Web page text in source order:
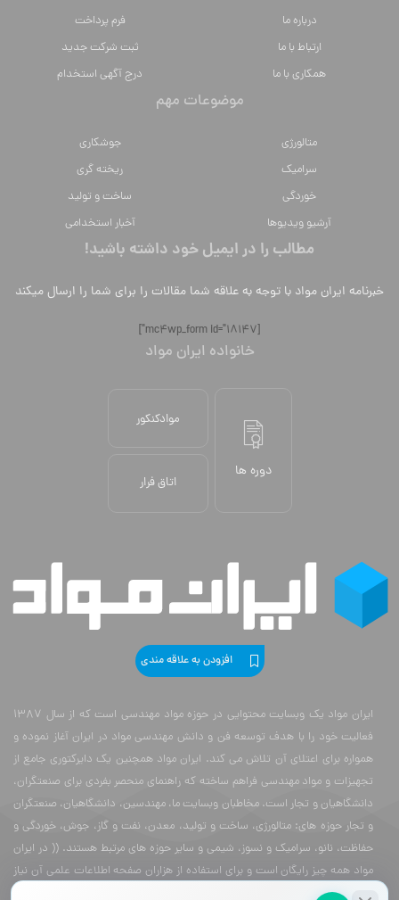
درباره ما
فرم پرداخت
ارتباط با ما
ثبت شرکت جدید
همکاری با ما
درج آگهی استخدام
موضوعات مهم
متالورژي
جوشکاری
سراميك
ریخته گری
خوردگی
ساخت و تولید
آرشیو ویدیوها
آخبار استخدامی
مطالب را در ایمیل خود داشته باشید!
خبرنامه ایران مواد با توجه به علاقه شما مقالات را برای شما را ارسال میکند
[mc4wp_form id="18147"]
خانواده ایران مواد
دوره ها
موادکنکور
اتاق فرار
افزودن به علاقه مندی
ایران مواد یک وبسایت محتوایی در حوزه مواد مهندسی است که از سال 1387
فعالیت خود را با هدف توسعه فن و دانش مهندسی مواد در ایران آغاز نموده و
همواره برای اعتلای آن تلاش می کند. ایران مواد همچنین یک دایرکتوری جامع از
تجهیزات و مواد مهندسی فراهم ساخته که راهنمای منحصر بفردی برای صنعتگران،
دانشگاهیان و تجار است. مخاطبان وبسایت ما، مهندسین، دانشگاهیان، صنعتگران
و تجار حوزه های: متالورژی، ساخت و تولید، معدن، نفت و گاز، جوش، خوردگی و
حفاظت، نانو، سرامیک و نسوز، شیمی و سایر حوزه های مرتبط هستند. (( در ایران
مواد همه چیز رایگان است و برای استفاده از هزاران صفحه اطلاعات علمی آن نیاز
به پرداخت هزینه نیست ))